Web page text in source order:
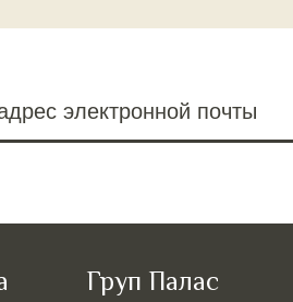
электронной почты
Груп Палас